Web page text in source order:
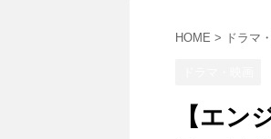
HOME > ドラマ
【エン